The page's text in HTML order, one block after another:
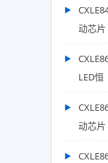
动芯片
LED恒
动芯片